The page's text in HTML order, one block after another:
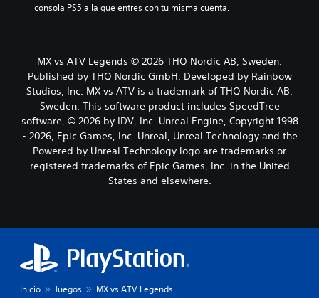
consola PS5 a la que entres con tu misma cuenta.
MX vs ATV Legends © 2026 THQ Nordic AB, Sweden.
Published by THQ Nordic GmbH. Developed by Rainbow
Studios, Inc. MX vs ATV is a trademark of THQ Nordic AB,
Sweden. This software product includes SpeedTree
software, © 2026 by IDV, Inc. Unreal Engine, Copyright 1998
- 2026, Epic Games, Inc. Unreal, Unreal Technology and the
Powered by Unreal Technology logo are trademarks or
registered trademarks of Epic Games, Inc. in the United
States and elsewhere.
Inicio Juegos MX vs ATV Legends